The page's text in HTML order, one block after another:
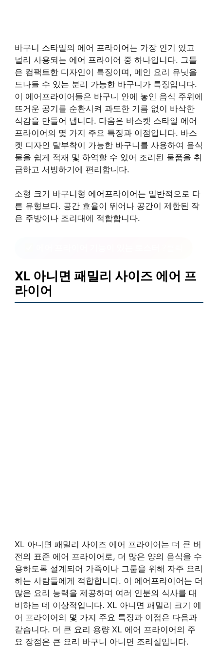
바구니 스타일의 에어 프라이어는 가장 인기 있고
널리 사용되는 에어 프라이어 중 하나입니다. 그들
은 컴팩트한 디자인이 특징이며, 메인 요리 유닛을
드나들 수 있는 분리 가능한 바구니가 특징입니다.
이 에어프라이어들은 바구니 안에 놓인 음식 주위에
뜨거운 공기를 순환시켜 과도한 기름 없이 바삭한
식감을 만들어 냅니다. 다음은 바스켓 스타일 에어
프라이어의 몇 가지 주요 특징과 이점입니다. 바스
켓 디자인 탈부착이 가능한 바구니를 사용하여 음식
물을 쉽게 적재 및 하역할 수 있어 조리된 물품을 취
급하고 서빙하기에 편리합니다.
소형 크기 바구니형 에어프라이어는 일반적으로 다
른 유형보다. 공간 효율이 뛰어나 공간이 제한된 작
은 주방이나 조리대에 적합합니다.
XL 아니면 패밀리 사이즈 에어 프
라이어
XL 아니면 패밀리 사이즈 에어 프라이어는 더 큰 버
전의 표준 에어 프라이어로, 더 많은 양의 음식을 수
용하도록 설계되어 가족이나 그룹을 위해 자주 요리
하는 사람들에게 적합합니다. 이 에어프라이어는 더
많은 요리 능력을 제공하며 여러 인분의 식사를 대
비하는 데 이상적입니다. XL 아니면 패밀리 크기 에
어 프라이어의 몇 가지 주요 특징과 이점은 다음과
같습니다. 더 큰 요리 용량 XL 에어 프라이어의 주
요 장점은 큰 요리 바구니 아니면 조리실입니다.